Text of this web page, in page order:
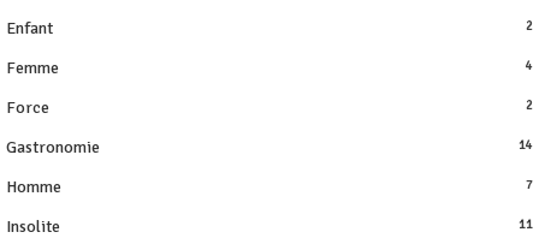
Enfant 2
Femme 4
Force 2
Gastronomie 14
Homme 7
Insolite 11